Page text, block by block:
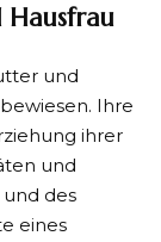
Hausfrau
und
Ihre
ihrer
und
des
eines